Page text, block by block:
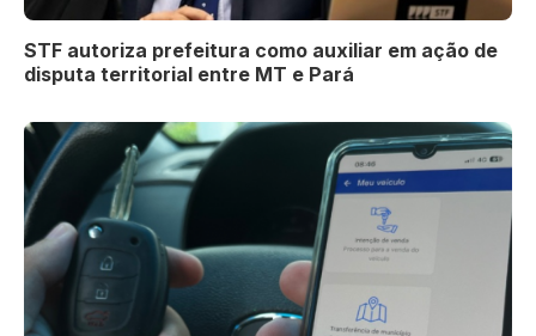
STF autoriza prefeitura como auxiliar em ação de
disputa territorial entre MT e Pará